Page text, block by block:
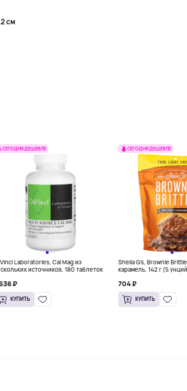
см
СЕГОДНЯ ДЕШЕВЛЕ
Laboratories, Cal Mag из
источников, 180 таблеток
₽
КУПИТЬ
СЕГОДНЯ ДЕШЕВЛЕ
Sheila G's, Brownie
карамель, 142 г (5
704 ₽
КУПИТЬ